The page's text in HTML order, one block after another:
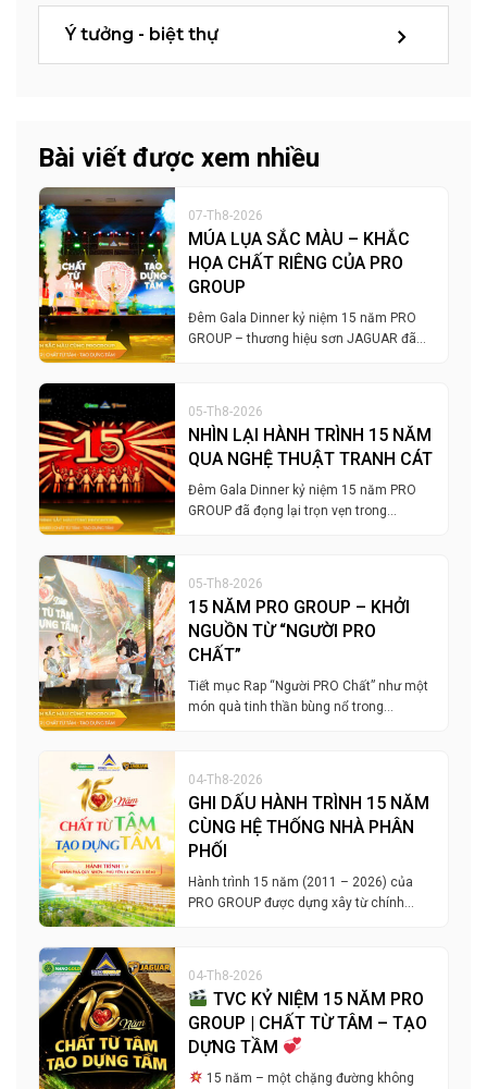
Ý tưởng - biệt thự
Bài viết được xem nhiều
07-Th8-2026
MÚA LỤA SẮC MÀU – KHẮC
HỌA CHẤT RIÊNG CỦA PRO
GROUP
Đêm Gala Dinner kỷ niệm 15 năm PRO
GROUP – thương hiệu sơn JAGUAR đã…
05-Th8-2026
NHÌN LẠI HÀNH TRÌNH 15 NĂM
QUA NGHỆ THUẬT TRANH CÁT
Đêm Gala Dinner kỷ niệm 15 năm PRO
GROUP đã đọng lại trọn vẹn trong…
05-Th8-2026
15 NĂM PRO GROUP – KHỞI
NGUỒN TỪ “NGƯỜI PRO
CHẤT”
Tiết mục Rap “Người PRO Chất” như một
món quà tinh thần bùng nổ trong…
04-Th8-2026
GHI DẤU HÀNH TRÌNH 15 NĂM
CÙNG HỆ THỐNG NHÀ PHÂN
PHỐI
Hành trình 15 năm (2011 – 2026) của
PRO GROUP được dựng xây từ chính…
04-Th8-2026
TVC KỶ NIỆM 15 NĂM PRO
GROUP | CHẤT TỪ TÂM – TẠO
DỰNG TẦM
15 năm – một chặng đường không